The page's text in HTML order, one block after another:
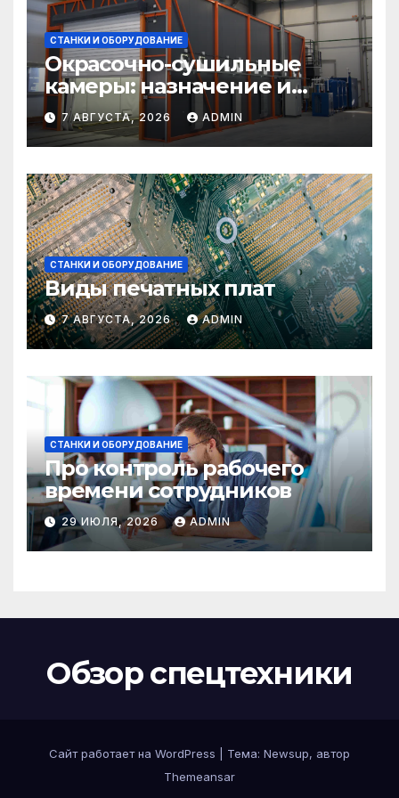
СТАНКИ И ОБОРУДОВАНИЕ
Окрасочно-сушильные
камеры: назначение и
области применения
7 АВГУСТА, 2026 ADMIN
СТАНКИ И ОБОРУДОВАНИЕ
Виды печатных плат
7 АВГУСТА, 2026 ADMIN
СТАНКИ И ОБОРУДОВАНИЕ
Про контроль рабочего
времени сотрудников
29 ИЮЛЯ, 2026 ADMIN
Обзор спецтехники
Сайт работает на WordPress
Тема: Newsup, автор
Themeansar